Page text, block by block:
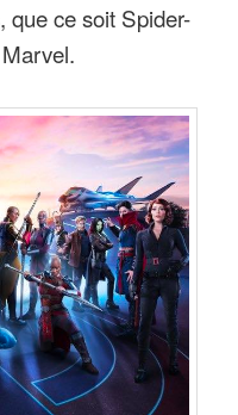
que ce soit Spider-